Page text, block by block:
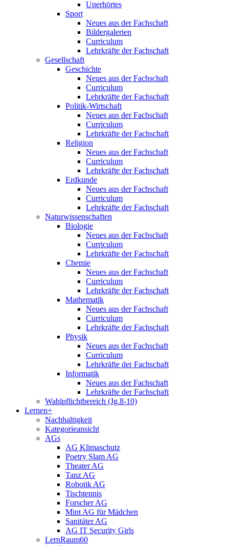
Unerhörtes
Sport
Neues aus der Fachschaft
Bildergalerien
Curriculum
Lehrkräfte der Fachschaft
Gesellschaft
Geschichte
Neues aus der Fachschaft
Curriculum
Lehrkräfte der Fachschaft
Politik-Wirtschaft
Neues aus der Fachschaft
Curriculum
Lehrkräfte der Fachschaft
Religion
Neues aus der Fachschaft
Curriculum
Lehrkräfte der Fachschaft
Erdkunde
Neues aus der Fachschaft
Curriculum
Lehrkräfte der Fachschaft
Naturwissenschaften
Biologie
Neues aus der Fachschaft
Curriculum
Lehrkräfte der Fachschaft
Chemie
Neues aus der Fachschaft
Curriculum
Lehrkräfte der Fachschaft
Mathematik
Neues aus der Fachschaft
Curriculum
Lehrkräfte der Fachschaft
Physik
Neues aus der Fachschaft
Curriculum
Lehrkräfte der Fachschaft
Informatik
Neues aus der Fachschaft
Lehrkräfte der Fachschaft
Wahlpflichtbereich (Jg.8-10)
Lernen+
Nachhaltigkeit
Kategorieansicht
AGs
AG Klimaschutz
Poetry Slam AG
Theater AG
Tanz AG
Robotik AG
Tischtennis
Forscher AG
Mint AG für Mädchen
Sanitäter AG
AG IT Security Girls
LernRaum60